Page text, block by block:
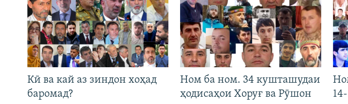
Кӣ ва кай аз зиндон хоҳад
баромад?
Ном ба ном. 34 кушташудаи
ҳодисаҳои Хоруғ ва Рӯшон